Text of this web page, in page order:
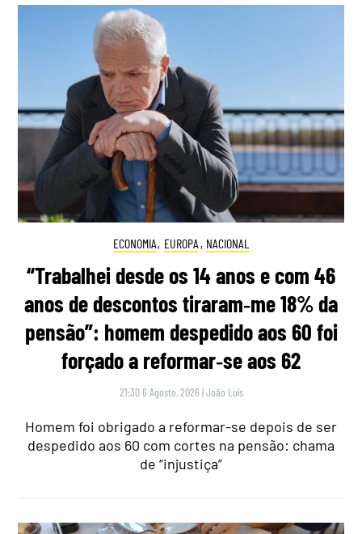
ECONOMIA, EUROPA , NACIONAL
“Trabalhei desde os 14 anos e com 46
anos de descontos tiraram‑me 18% da
pensão”: homem despedido aos 60 foi
forçado a reformar‑se aos 62
21:30 6 Agosto, 2026 |João Luís
Homem foi obrigado a reformar-se depois de ser
despedido aos 60 com cortes na pensão: chama
de “injustiça”